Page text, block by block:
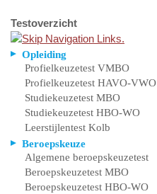
Testoverzicht
Opleiding
Profielkeuzetest VMBO
Profielkeuzetest HAVO-VWO
Studiekeuzetest MBO
Studiekeuzetest HBO-WO
Leerstijlentest Kolb
Beroepskeuze
Algemene beroepskeuzetest
Beroepskeuzetest MBO
Beroepskeuzetest HBO-WO